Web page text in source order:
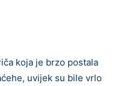
koja je brzo postala
uvijek su bile vrlo